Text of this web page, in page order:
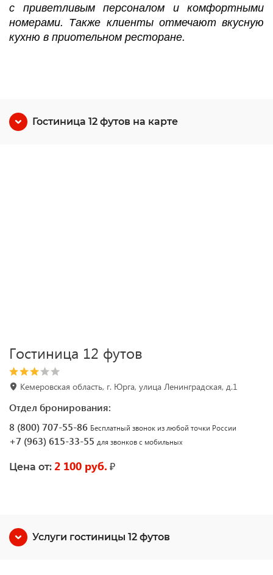
с приветливым персоналом и комфортными
номерами. Также клиенты отмечают вкусную
кухню в приотельном ресторане.
Гостиница 12 футов на карте
Гостиница 12 футов
Кемеровская область, г. Юрга, улица Ленинградская, д.1
Отдел бронирования:
8 (800) 707-55-86 Бесплатный звонок из любой точки России
+7 (963) 615-33-55 для звонков с мобильных
Цена от: 2 100 руб. ₽
Услуги гостиницы 12 футов